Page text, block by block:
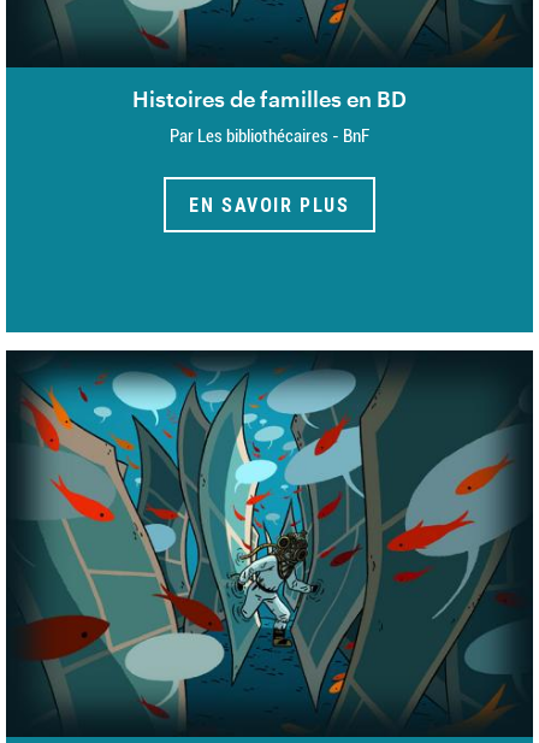
Histoires de familles en BD
Par Les bibliothécaires - BnF
EN SAVOIR PLUS